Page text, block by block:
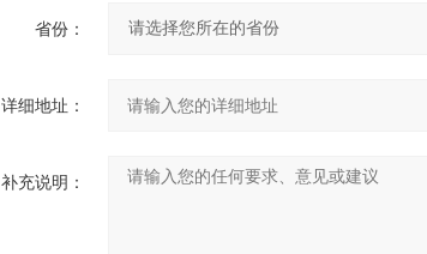
省份：
详细地址：
补充说明：